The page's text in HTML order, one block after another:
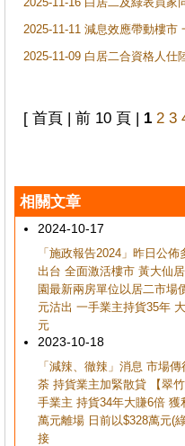
2025-11-11 減息效應帶動樓市
2025-11-09 白居二合資格人仕
[ 首頁 | 前 10 頁 | 1 2 3
相關文章
2024-10-17
「施政報告2024」昨日公佈
出台 全面激活樓市 黃大仙
園最新兩房單位以居二市場
元沽出 一手業主持貨35年
元
2023-10-18
「減辣、徹辣」消息 市場
荼 持貨業主加緊散貸 【翠
手業主 持貨34年大賺6倍 獲
萬元離場 日前以$328萬元(
接